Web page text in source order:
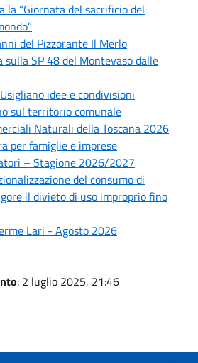
la “Giornata del sacrificio del
del Pizzorante Il Merlo
SP 48 del Montevaso dalle
idee e condivisioni
sul territorio comunale
Naturali della Toscana 2026
per famiglie e imprese
– Stagione 2026/2027
del consumo di
il divieto di uso improprio fino
Lari - Agosto 2026
: 2 luglio 2025, 21:46